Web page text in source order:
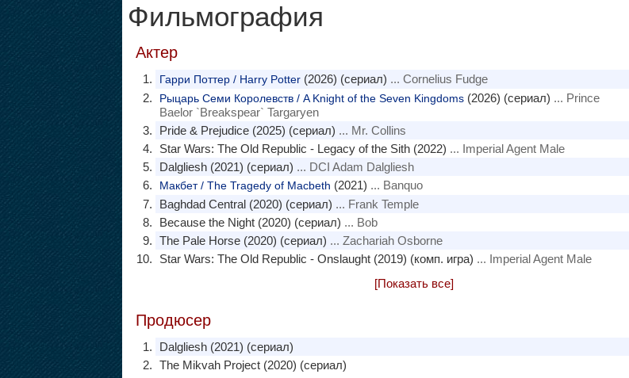
Фильмография
Актер
Гарри Поттер / Harry Potter(2026) (сериал) ... Cornelius Fudge
Рыцарь Семи Королевств / A Knight of the Seven Kingdoms(2026) (сериал) ... Prince
Baelor `Breakspear` Targaryen
Pride & Prejudice (2025) (сериал) ... Mr. Collins
Star Wars: The Old Republic - Legacy of the Sith (2022) ... Imperial Agent Male
Dalgliesh (2021) (сериал) ... DCI Adam Dalgliesh
Макбет / The Tragedy of Macbeth (2021) ... Banquo
Baghdad Central (2020) (сериал) ... Frank Temple
Because the Night (2020) (сериал) ... Bob
The Pale Horse (2020) (сериал) ... Zachariah Osborne
Star Wars: The Old Republic - Onslaught (2019) (комп. игра) ... Imperial Agent Male
[Показать все]
Продюсер
Dalgliesh (2021) (сериал)
The Mikvah Project (2020) (сериал)